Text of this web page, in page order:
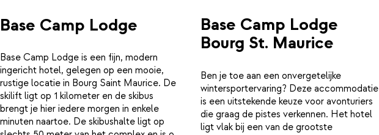
Base Camp Lodge
Base Camp Lodge is een fijn, modern
ingericht hotel, gelegen op een mooie,
rustige locatie in Bourg Saint Maurice. De
skilift ligt op 1 kilometer en de skibus
brengt je hier iedere morgen in enkele
minuten naartoe. De skibushalte ligt op
Base Camp Lodge
Bourg St. Maurice
Ben je toe aan een onvergetelijke
wintersportervaring? Deze accommodatie
is een uitstekende keuze voor avonturiers
die graag de pistes verkennen. Het hotel
ligt vlak bij een van de grootste